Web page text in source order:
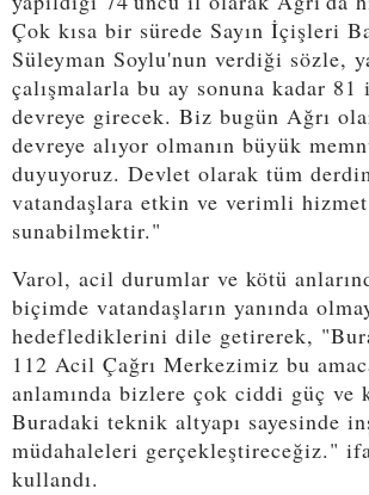
Çok kısa bir sürede Sayın İçişleri
Süleyman Soylu'nun verdiği sözle,
çalışmalarla bu ay sonuna kadar
devreye girecek. Biz bugün Ağrı
devreye alıyor olmanın büyük
duyuyoruz. Devlet olarak tüm
vatandaşlara etkin ve verimli hizmet
sunabilmektir."
Varol, acil durumlar ve kötü
biçimde vatandaşların yanında
hedeflediklerini dile getirerek,
112 Acil Çağrı Merkezimiz bu
anlamında bizlere çok ciddi güç ve
Buradaki teknik altyapı sayesinde
müdahaleleri gerçekleştireceğiz."
kullandı.